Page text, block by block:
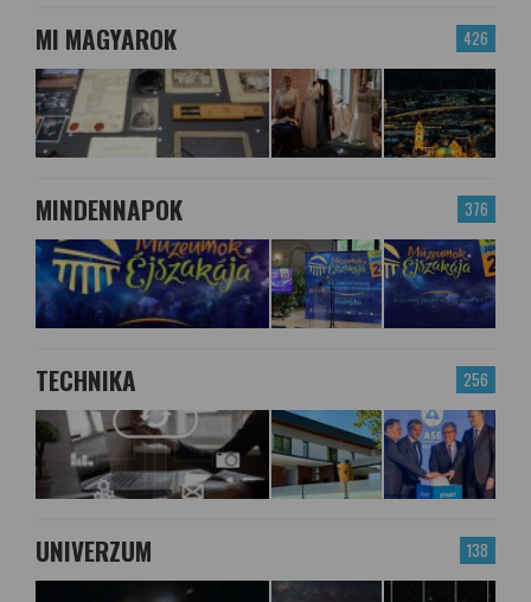
426
MI MAGYAROK
376
MINDENNAPOK
256
TECHNIKA
138
UNIVERZUM